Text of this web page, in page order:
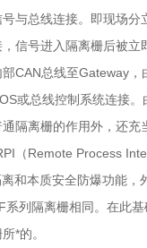
与总线连接。即现场分
信号进入隔离栅后被立
CAN总线至Gateway，
或总线控制系统连接。
隔离栅的作用外，还充
（Remote Process
和本质安全防爆功能，
系列隔离栅相同。在此
*的。